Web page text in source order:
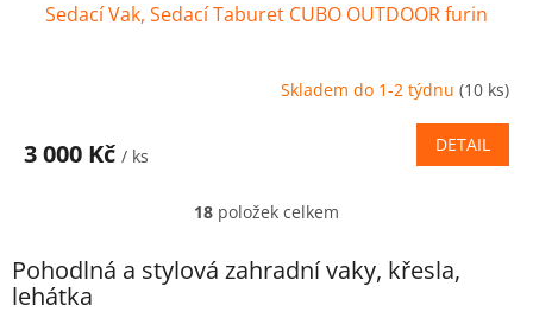
Sedací Vak, Sedací Taburet CUBO OUTDOOR furin
Skladem do 1-2 týdnu (10 ks)
3 000 Kč / ks
DETAIL
O
l
18 položek celkem
Pohodlná a stylová zahradní vaky, křesla,
lehátka